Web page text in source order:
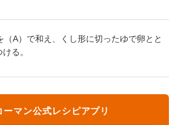
（A）で和え、くし形に切ったゆで卵とと
る。
ーマン公式レシピアプリ